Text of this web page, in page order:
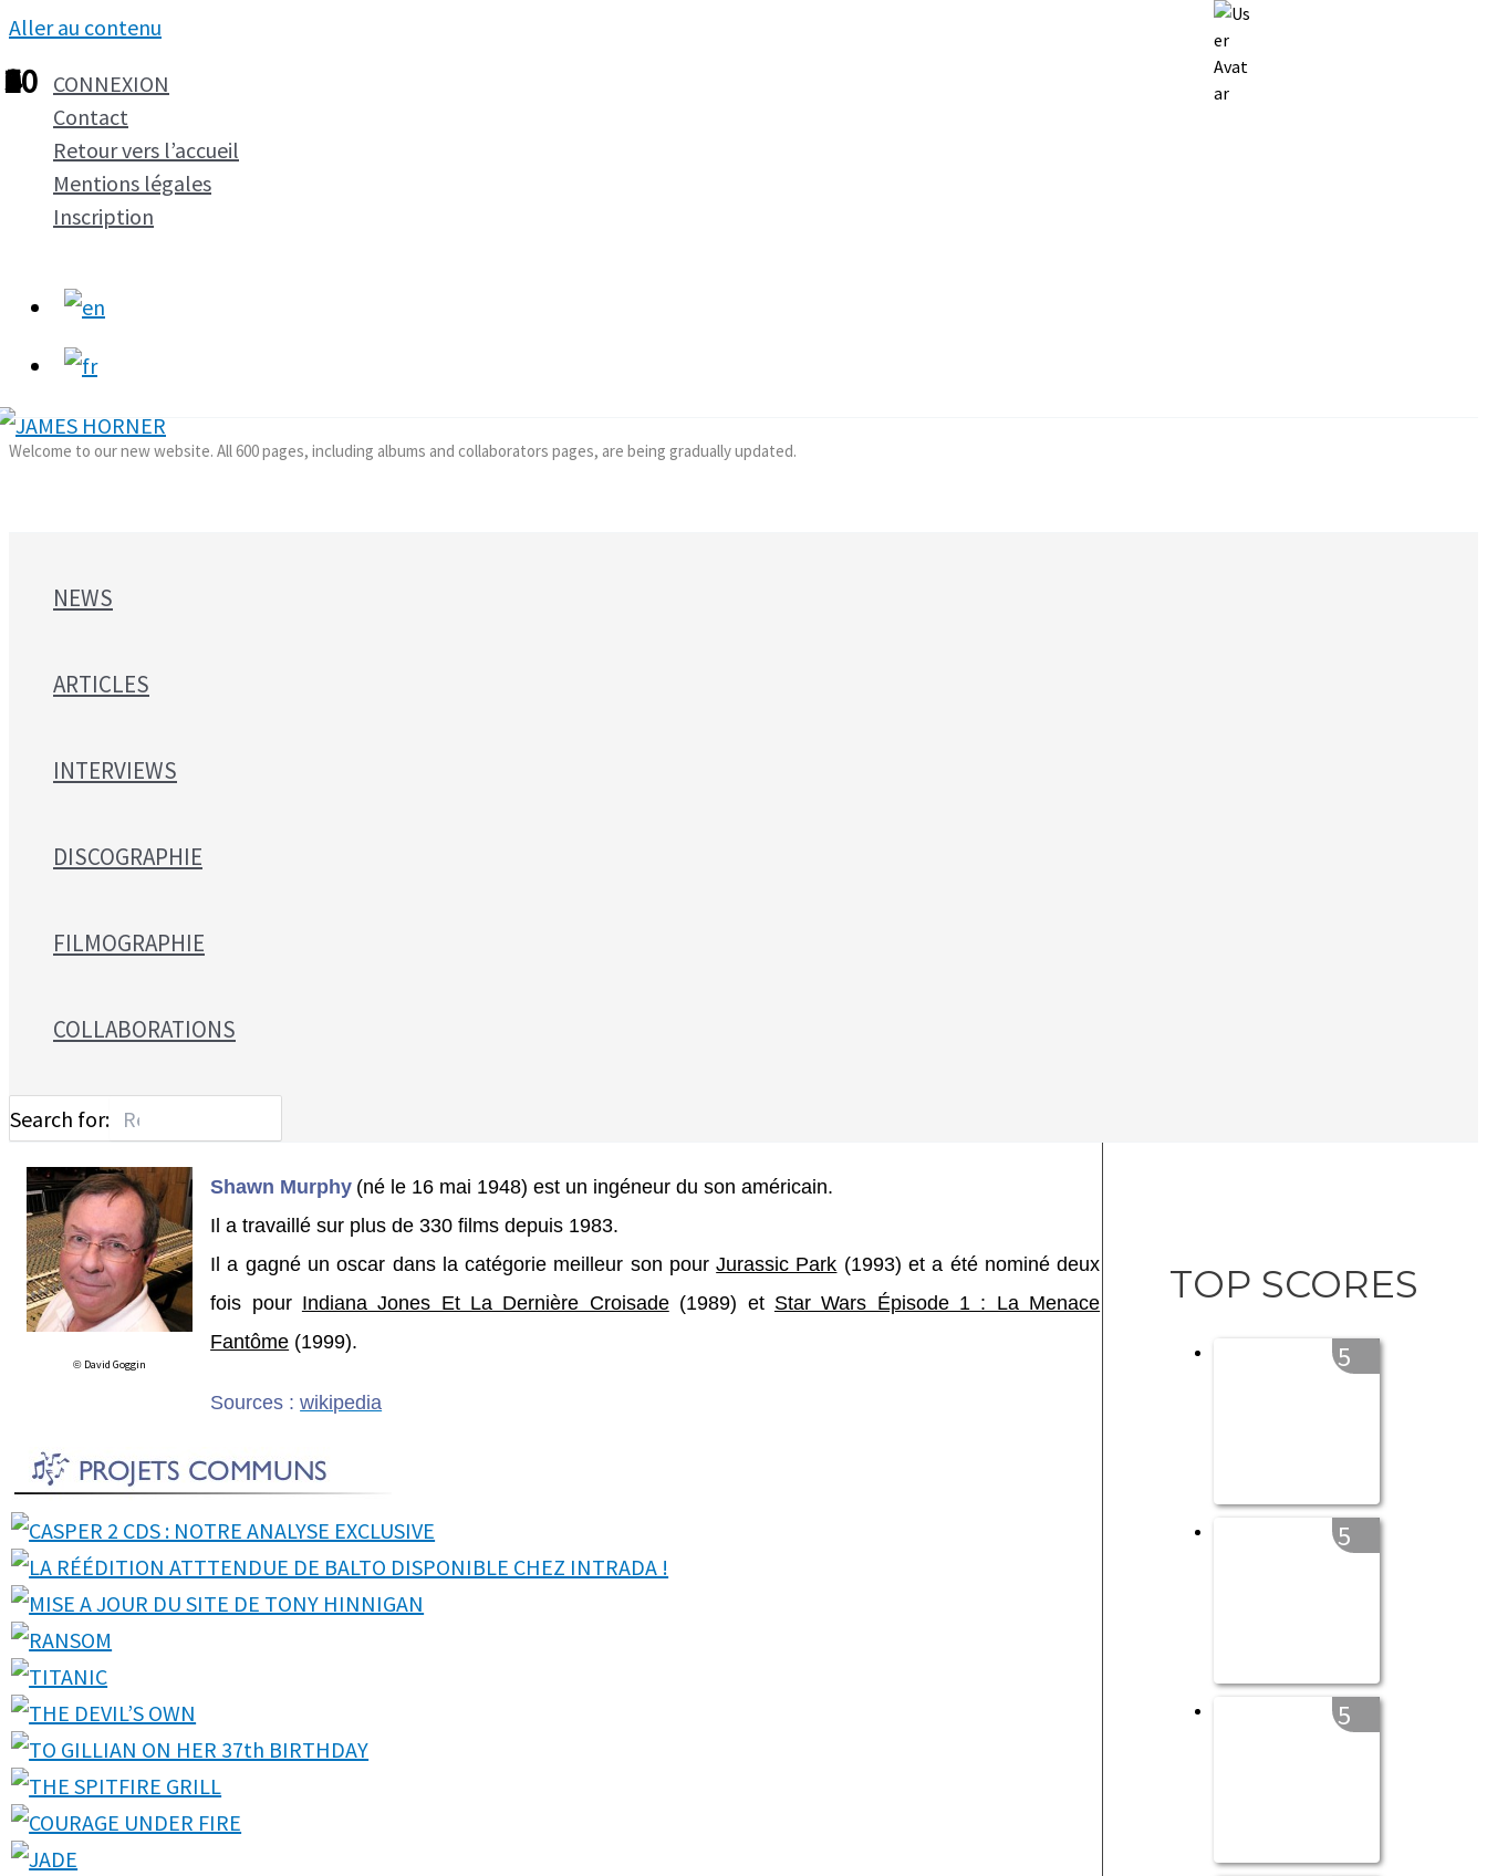
Aller au contenu
CONNEXION
Contact
Retour vers l’accueil
Mentions légales
Inscription
Welcome to our new website. All 600 pages, including albums and collaborators pages, are being gradually updated.
NEWS
ARTICLES
INTERVIEWS
DISCOGRAPHIE
FILMOGRAPHIE
COLLABORATIONS
Search for:
© David Goggin
Shawn Murphy (né le 16 mai 1948) est un ingéneur du son américain.
Il a travaillé sur plus de 330 films depuis 1983.
Il a gagné un oscar dans la catégorie meilleur son pourJurassic Park (1993) et a été nominé deux
fois pour Indiana Jones Et La Dernière Croisade(1989) et Star Wars Épisode 1 : La Menace
Fantôme (1999).
Sources :wikipedia
TOP SCORES
1
5
2
5
3
5
4
5
6
7
8
9
10